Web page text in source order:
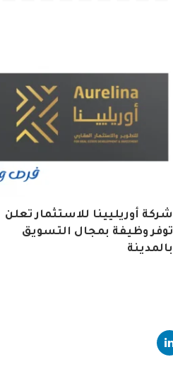
شركة أوريليينا للاستثمار تعلن
توفر وظيفة بمجال التسويق
بالمدينة